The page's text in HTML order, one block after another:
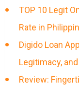
TOP 10 Legit
Rate in
Digido Loan
Legitimacy,
Review: